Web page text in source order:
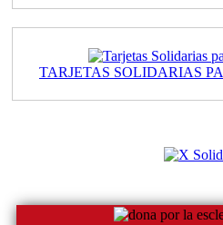
TARJETAS SOLIDARIAS